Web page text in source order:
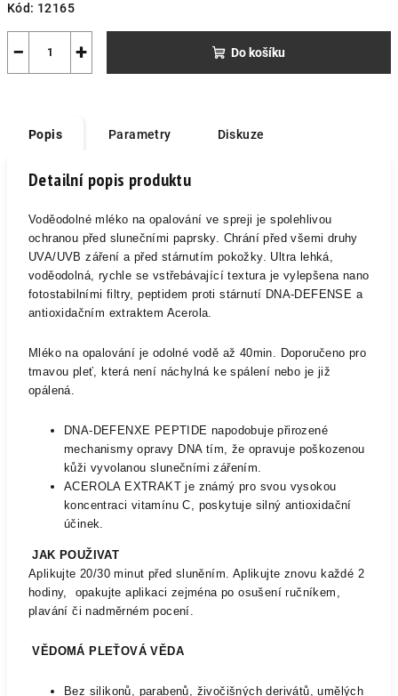
Kód: 12165
+
− Do košíku
Popis Parametry Diskuze
Detailní popis produktu
Voděodolné mléko na opalování ve spreji je spolehlivou
ochranou před slunečními paprsky. Chrání před všemi druhy
UVA/UVB záření a před stárnutím pokožky. Ultra lehká,
voděodolná, rychle se vstřebávající textura je vylepšena nano
fotostabilními filtry, peptidem proti stárnutí DNA-DEFENSE a
antioxidačním extraktem Acerola.
Mléko na opalování je odolné vodě až 40min. Doporučeno pro
tmavou pleť, která není náchylná ke spálení nebo je již
opálená.
DNA-DEFENXE PEPTIDE napodobuje přirozené
mechanismy opravy DNA tím, že opravuje poškozenou
kůži vyvolanou slunečními zářením.
ACEROLA EXTRAKT je známý pro svou vysokou
koncentraci vitamínu C, poskytuje silný antioxidační
účinek.
JAK POUŽIVAT
Aplikujte 20/30 minut před sluněním. Aplikujte znovu každé 2
hodiny,
opakujte aplikaci zejména po osušení ručníkem,
plavání či nadměrném pocení.
VĚDOMÁ PLEŤOVÁ VĚDA
Bez silikonů, parabenů, živočišných derivátů, umělých